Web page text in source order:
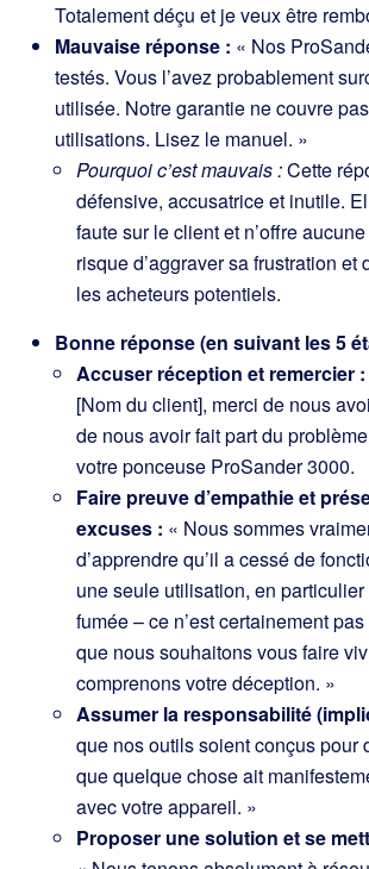
Totalement déçu et je veux être
Mauvaise réponse : « Nos
testés. Vous l’avez probablement
utilisée. Notre garantie ne couvre
utilisations. Lisez le manuel. »
Pourquoi c’est mauvais :Cette
défensive, accusatrice et inutile.
faute sur le client et n’offre
risque d’aggraver sa frustration et
les acheteurs potentiels.
Bonne réponse (en suivant les 5
Accuser réception et remercier :
[Nom du client], merci de nous
de nous avoir fait part du
votre ponceuse ProSander 3000.
Faire preuve d’empathie et
excuses : « Nous sommes
d’apprendre qu’il a cessé de
une seule utilisation, en
fumée – ce n’est certainement
que nous souhaitons vous faire
comprenons votre déception. »
Assumer la responsabilité
que nos outils soient conçus pour
que quelque chose ait
avec votre appareil. »
Proposer une solution et se